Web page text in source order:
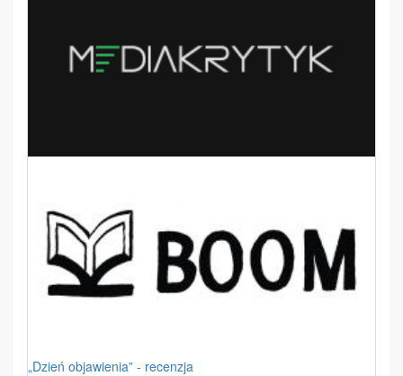
„Dzień objawienia” - recenzja